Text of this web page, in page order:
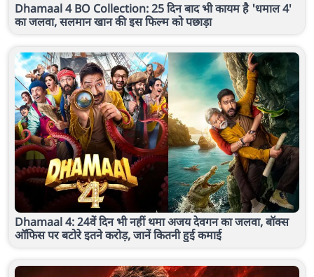
Dhamaal 4 BO Collection: 25 दिन बाद भी कायम है 'धमाल 4'
का जलवा, सलमान खान की इस फिल्म को पछाड़ा
Dhamaal 4: 24वें दिन भी नहीं थमा अजय देवगन का जलवा, बॉक्स
ऑफिस पर बटोरे इतने करोड़, जानें कितनी हुई कमाई